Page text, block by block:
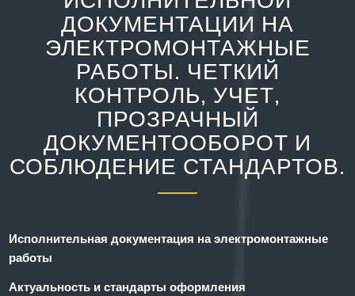
ДОКУМЕНТАЦИИ НА
ЭЛЕКТРОМОНТАЖНЫЕ
РАБОТЫ. ЧЕТКИЙ
КОНТРОЛЬ, УЧЕТ,
ПРОЗРАЧНЫЙ
ДОКУМЕНТООБОРОТ И
СОБЛЮДЕНИЕ СТАНДАРТОВ.
Исполнительная документация на электромонтажные
работы
Актуальность и стандарты оформления